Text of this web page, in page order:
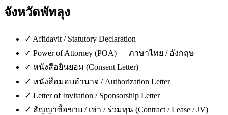
จังหวัดพัทลุง
✓ Affidavit / Statutory Declaration
✓ Power of Attorney (POA) — ภาษาไทย / อังกฤษ
✓ หนังสือยินยอม (Consent Letter)
✓ หนังสือมอบอำนาจ / Authorization Letter
✓ Letter of Invitation / Sponsorship Letter
✓ สัญญาซื้อขาย / เช่า / ร่วมทุน (Contract / Lease / JV)